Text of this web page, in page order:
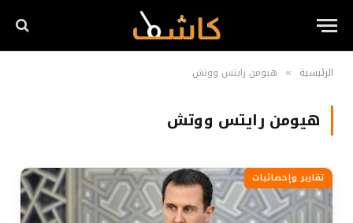
الرئيسية » هيومن رايتس ووتش
هيومن رايتس ووتش
تقارير وإحصائيات